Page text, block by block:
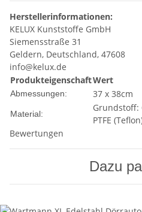
Herstellerinformationen:
KELUX Kunststoffe GmbH
Siemensstraße 31
Geldern, Deutschland, 47608
info@kelux.de
ProdukteigenschaftWert
Abmessungen: 37 x 38cm
Material:
Grundstoff:
PTFE
Bewertungen
Dazu